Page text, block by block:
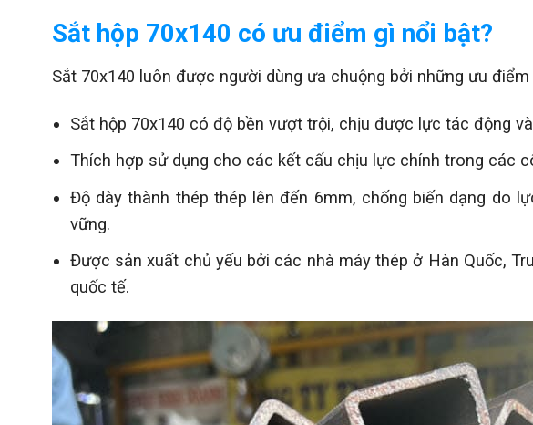
Sắt hộp 70x140 có ưu điểm gì nổi bật?
Sắt 70x140 luôn được người dùng ưa chuộng bởi những ưu
Sắt hộp 70x140 có độ bền vượt trội, chịu được lực tác động
Thích hợp sử dụng cho các kết cấu chịu lực chính trong các
Độ dày thành thép thép lên đến 6mm, chống biến dạng do
vững.
Được sản xuất chủ yếu bởi các nhà máy thép ở Hàn Quốc,
quốc tế.